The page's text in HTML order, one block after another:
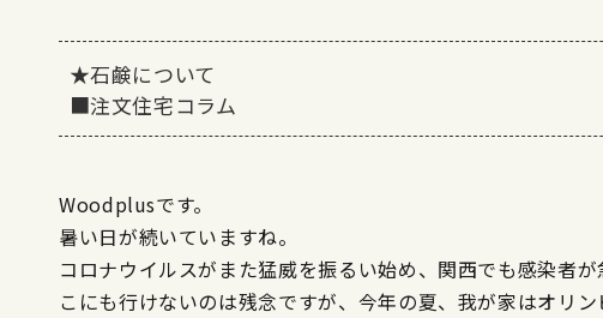
★石鹸について
■注文住宅コラム
Woodplusです。
暑い日が続いていますね。
コロナウイルスがまた猛威を振るい始め、関西でも感染者
こにも行けないのは残念ですが、今年の夏、我が家はオリン